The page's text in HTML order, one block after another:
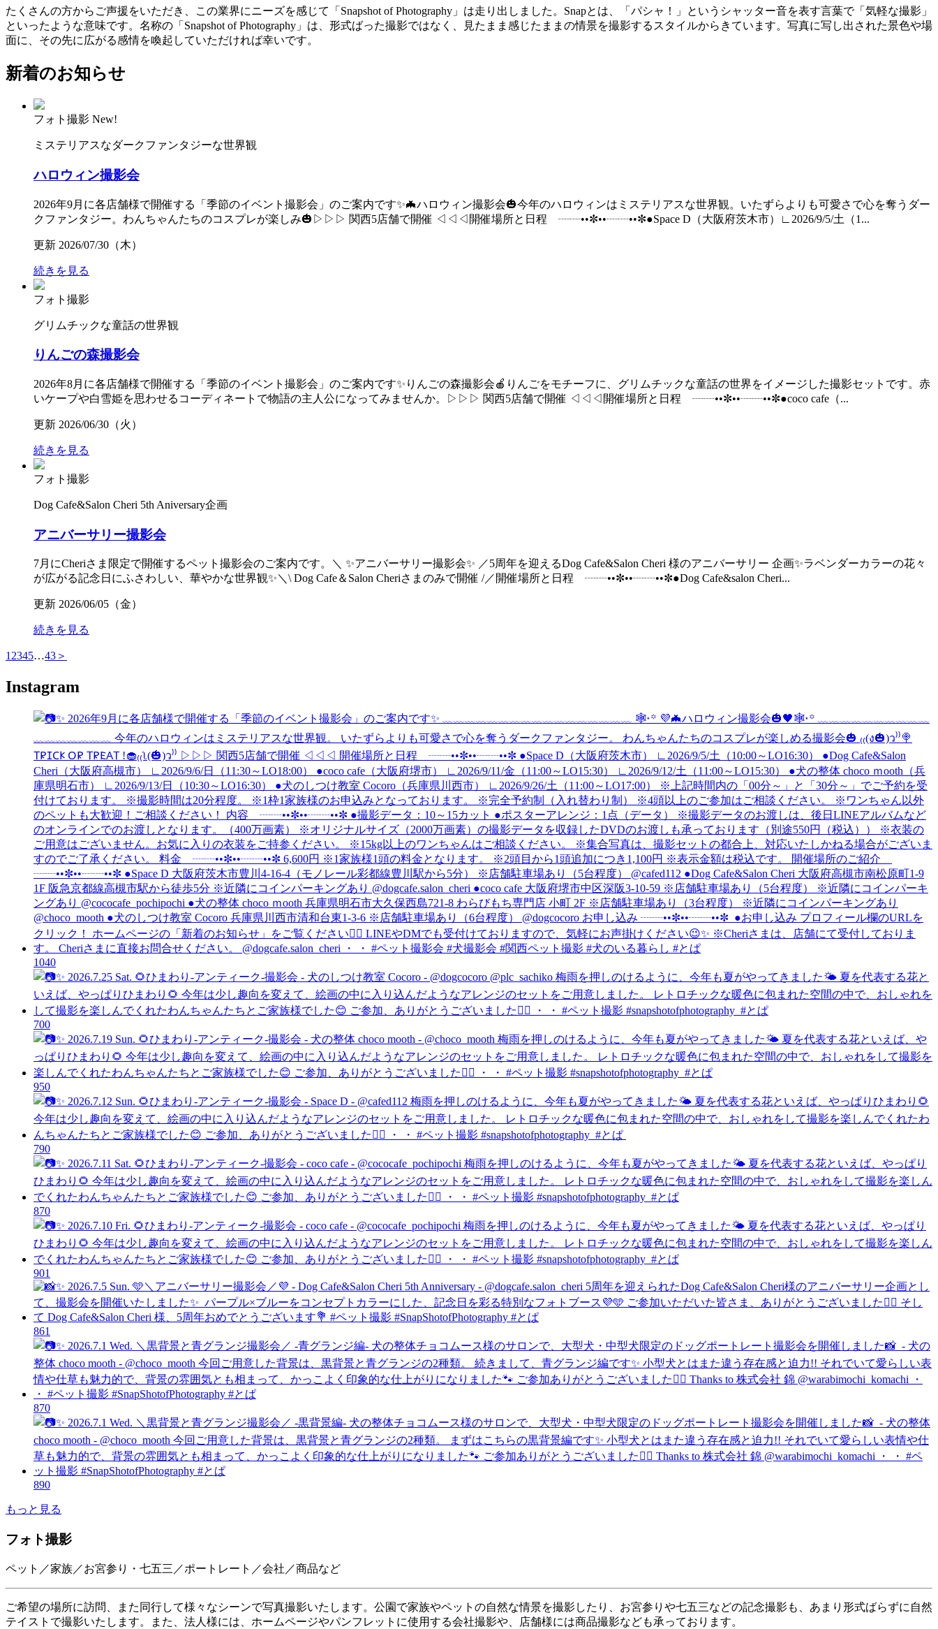
たくさんの方からご声援をいただき、この業界にニーズを感じて「Snapshot of Photography」は走り出しました。Snapとは、「パシャ！」というシャッター音を表す言葉で「気軽な撮影」
といったような意味です。名称の「Snapshot of Photography」は、形式ばった撮影ではなく、見たまま感じたままの情景を撮影するスタイルからきています。写真に写し出された景色や場
面に、その先に広がる感情を喚起していただければ幸いです。
新着のお知らせ
フォト撮影 New!
ミステリアスなダークファンタジーな世界観
ハロウィン撮影会
2026年9月に各店舗様で開催する「季節のイベント撮影会」のご案内です✨🦇ハロウィン撮影会🎃今年のハロウィンはミステリアスな世界観。いたずらよりも可愛さで心を奪うダー
クファンタジー。わんちゃんたちのコスプレが楽しみ🎃▷▷▷ 関西5店舗で開催 ◁◁◁開催場所と日程 ┈┈••✼••┈┈••✼●Space D（大阪府茨木市）∟2026/9/5/土（1...
更新 2026/07/30（木）
続きを見る
フォト撮影
グリムチックな童話の世界観
りんごの森撮影会
2026年8月に各店舗様で開催する「季節のイベント撮影会」のご案内です✨りんごの森撮影会🍎りんごをモチーフに、グリムチックな童話の世界をイメージした撮影セットです。赤
いケープや白雪姫を思わせるコーディネートで物語の主人公になってみませんか。▷▷▷ 関西5店舗で開催 ◁◁◁開催場所と日程 ┈┈••✼••┈┈••✼●coco cafe（...
更新 2026/06/30（火）
続きを見る
フォト撮影
Dog Cafe&Salon Cheri 5th Aniversary企画
アニバーサリー撮影会
7月にCheriさま限定で開催するペット撮影会のご案内です。＼ ✨アニバーサリー撮影会✨ ／5周年を迎えるDog Cafe&Salon Cheri 様のアニバーサリー 企画✨ラベンダーカラーの花々
が広がる記念日にふさわしい、華やかな世界観✨＼\ Dog Cafe＆Salon Cheriさまのみで開催 /／開催場所と日程 ┈┈••✼••┈┈••✼●Dog Cafe&salon Cheri...
更新 2026/06/05（金）
続きを見る
1 2345…43 ＞
Instagram
1040
700
950
790
870
901
861
870
890
もっと見る
フォト撮影
ペット／家族／お宮参り・七五三／ポートレート／会社／商品など
ご希望の場所に訪問、また同行して様々なシーンで写真撮影いたします。公園で家族やペットの自然な情景を撮影したり、お宮参りや七五三などの記念撮影も、あまり形式ばらずに自然
テイストで撮影いたします。また、法人様には、ホームページやパンフレットに使用する会社撮影や、店舗様には商品撮影なども承っております。